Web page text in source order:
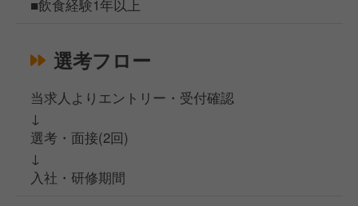
■飲食経験1年以上
選考フロー
当求人よりエントリー・受付確認
↓
選考・面接(2回)
↓
入社・研修期間